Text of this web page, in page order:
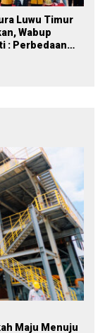
Luwu Timur
Wabup
: Perbedaan
Maju Menuju